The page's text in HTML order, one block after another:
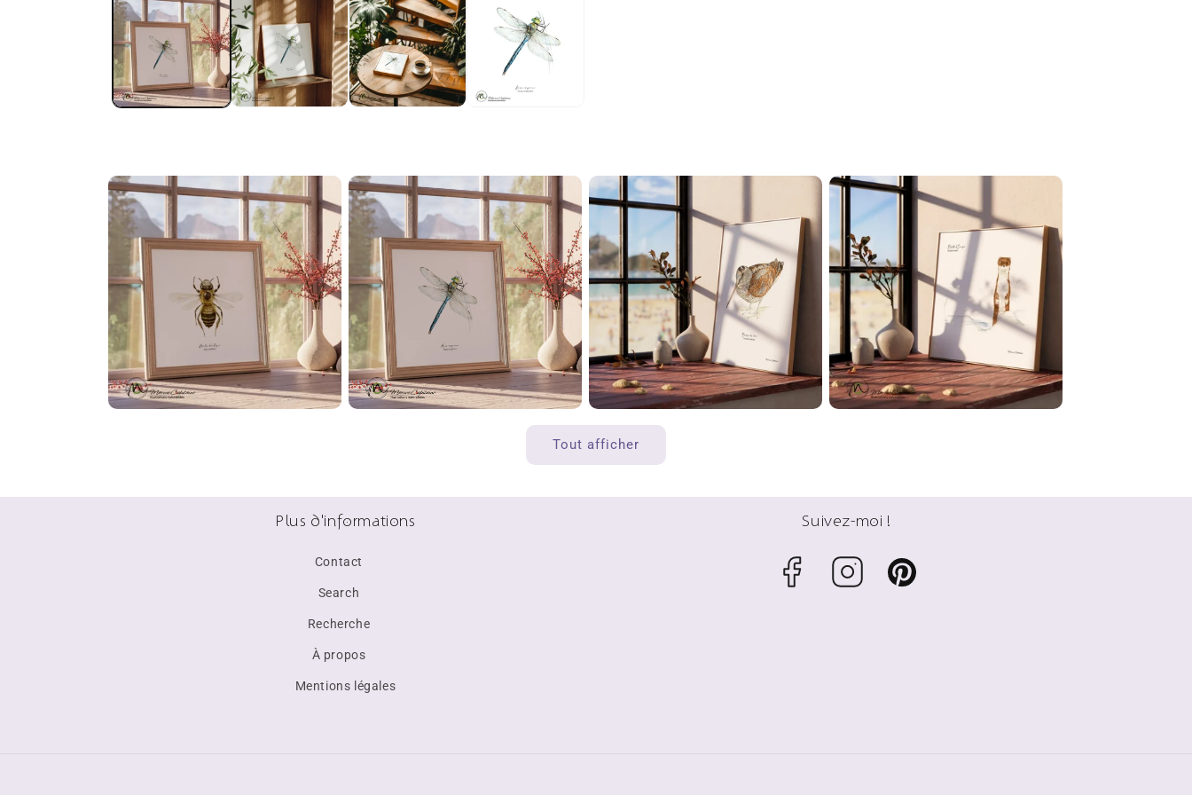
Tout afficher
Plus d'informations
Contact
Search
Recherche
À propos
Mentions légales
Suivez-moi !
Facebook InstagramPinterest